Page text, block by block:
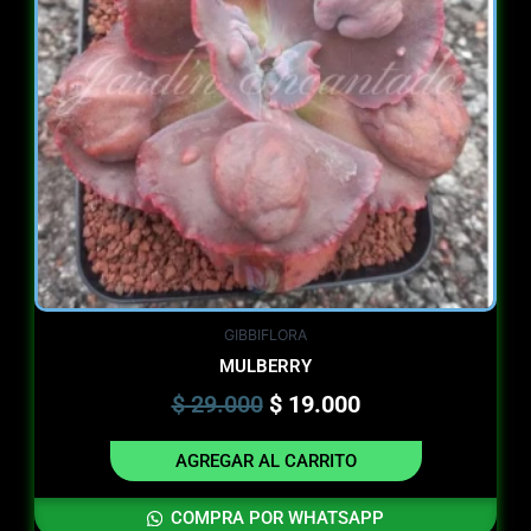
GIBBIFLORA
MULBERRY
$29.000 $19.000
AGREGAR AL CARRITO
COMPRA POR WHATSAPP